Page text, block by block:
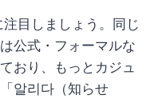
目しましょう。同じ
公式・フォーマルな
おり、もっとカジュ
알리다（知らせ